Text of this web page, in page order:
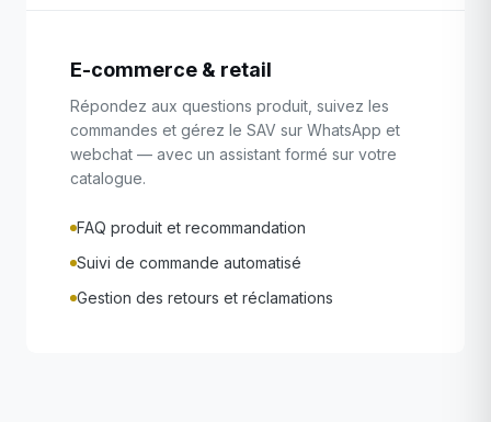
E-commerce & retail
Répondez aux questions produit, suivez les
commandes et gérez le SAV sur WhatsApp et
webchat — avec un assistant formé sur votre
catalogue.
FAQ produit et recommandation
Suivi de commande automatisé
Gestion des retours et réclamations